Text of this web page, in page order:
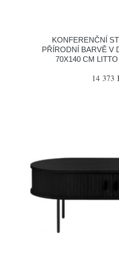
KONFERENČNÍ
PŘÍRODNÍ BARVĚ V
70X140 CM
14 373